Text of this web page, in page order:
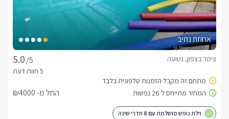
אחוזת נתיב
/5
צימר בצפון, נטועה
החל מ- ₪4000
וילת נופש מושלמת עם 8 חדרי שינה